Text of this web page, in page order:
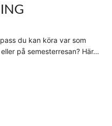
du kan köra var som
på semesterresan? Här…